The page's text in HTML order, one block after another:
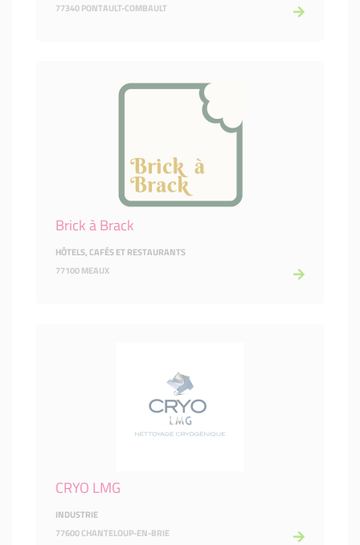
77340 PONTAULT-COMBAULT
Brick à Brack
HÔTELS, CAFÉS ET RESTAURANTS
77100 MEAUX
CRYO LMG
INDUSTRIE
77600 CHANTELOUP-EN-BRIE